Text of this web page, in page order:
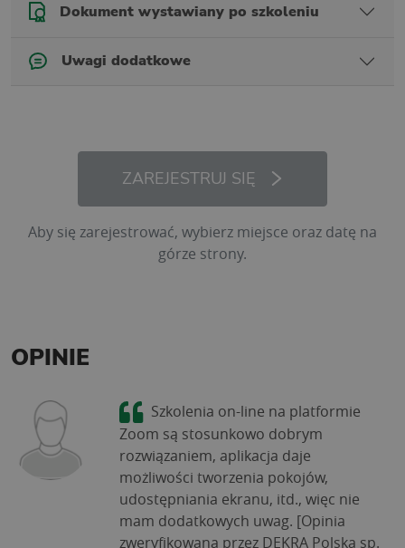
Dokument wystawiany po szkoleniu
Uwagi dodatkowe
ZAREJESTRUJ SIĘ
Aby się zarejestrować, wybierz miejsce oraz datę na
górze strony.
OPINIE
Szkolenia on-line na platformie
Zoom są stosunkowo dobrym
rozwiązaniem, aplikacja daje
możliwości tworzenia pokojów,
udostępniania ekranu, itd., więc nie
mam dodatkowych uwag. [Opinia
zweryfikowana przez DEKRA Polska sp.